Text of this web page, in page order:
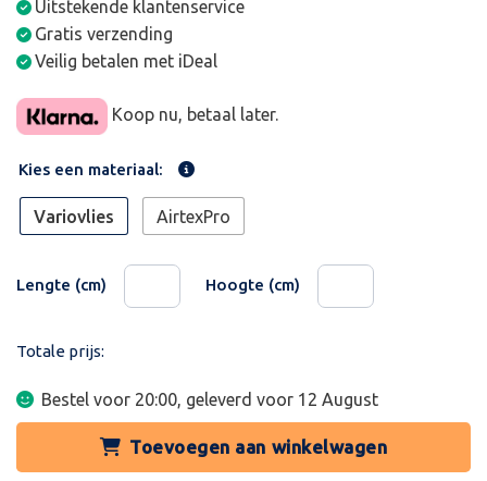
Uitstekende klantenservice
Gratis verzending
Veilig betalen met iDeal
Koop nu, betaal later.
Kies een materiaal:
Variovlies AirtexPro
Lengte (cm) Hoogte (cm)
Totale prijs:
Bestel voor 20:00, geleverd voor 12 August
Toevoegen aan winkelwagen